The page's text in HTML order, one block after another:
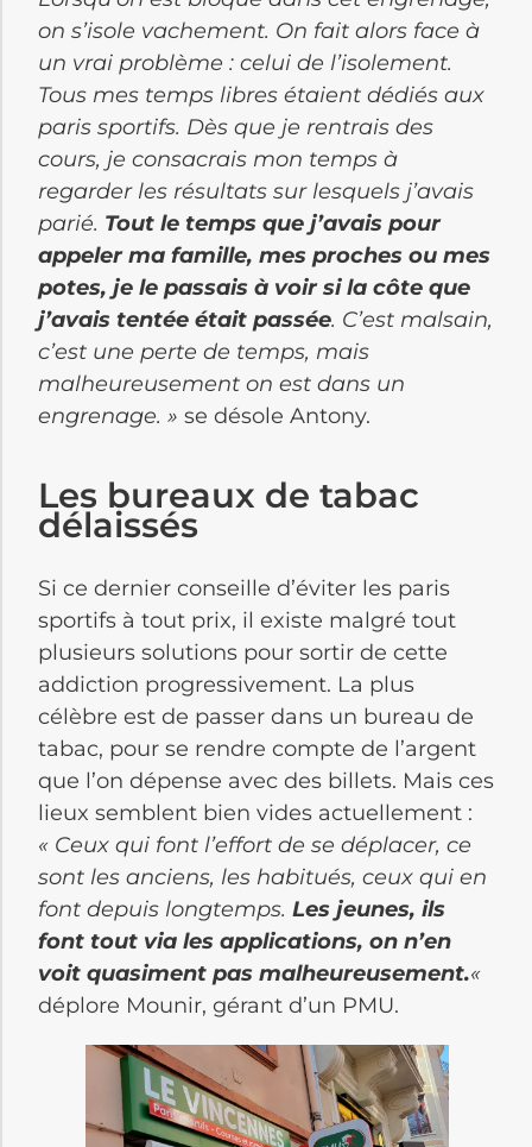
on s’isole vachement. On fait alors face à
un vrai problème : celui de l’isolement.
Tous mes temps libres étaient dédiés aux
paris sportifs. Dès que je rentrais des
cours, je consacrais mon temps à
regarder les résultats sur lesquels j’avais
parié. Tout le temps que j’avais pour
appeler ma famille, mes proches ou mes
potes, je le passais à voir si la côte que
j’avais tentée était passée. C’est malsain,
c’est une perte de temps, mais
malheureusement on est dans un
engrenage. » se désole Antony.
Les bureaux de tabac
délaissés
Si ce dernier conseille d’éviter les paris
sportifs à tout prix, il existe malgré tout
plusieurs solutions pour sortir de cette
addiction progressivement. La plus
célèbre est de passer dans un bureau de
tabac, pour se rendre compte de l’argent
que l’on dépense avec des billets. Mais ces
lieux semblent bien vides actuellement :
« Ceux qui font l’effort de se déplacer, ce
sont les anciens, les habitués, ceux qui en
font depuis longtemps. Les jeunes, ils
font tout via les applications, on n’en
voit quasiment pas malheureusement.«
déplore Mounir, gérant d’un PMU.